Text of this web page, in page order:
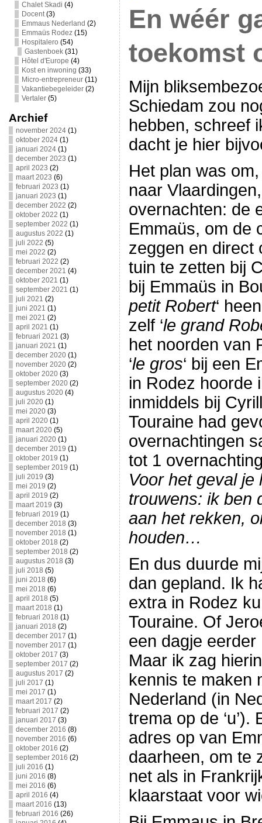
Chalet Skadi (4)
Docent(3)
Emmaus Nederland (2)
Emmaüs Rodez(15)
Hospitalero (54)
Gastenboek(31)
Hôtel d'Europe (4)
Kost en inwoning (33)
Micro-entrepreneur(11)
Vakantiebegeleider(2)
Vertaler(5)
Archief
november 2024(1)
oktober 2024(1)
januari 2024(1)
december 2023 (1)
april 2023 (2)
maart 2023 (6)
februari 2023 (1)
januari 2023 (1)
december 2022 (2)
oktober 2022 (1)
september 2022 (1)
augustus 2022 (1)
juli 2022 (5)
mei 2022 (2)
februari 2022 (2)
december 2021 (4)
oktober 2021 (1)
september 2021 (1)
juli 2021 (2)
juni 2021 (1)
mei 2021 (2)
april 2021 (1)
februari 2021 (3)
januari 2021 (1)
december 2020(1)
november 2020(2)
oktober 2020(3)
september 2020(2)
augustus 2020(4)
juli 2020(1)
mei 2020(3)
april 2020(1)
maart 2020(5)
januari 2020(1)
december 2019 (1)
oktober 2019 (1)
september 2019 (1)
juli 2019 (3)
mei 2019 (2)
april 2019 (2)
maart 2019 (3)
februari 2019 (1)
december 2018 (3)
november 2018 (1)
oktober 2018 (2)
september 2018 (2)
augustus 2018 (3)
juli 2018 (5)
juni 2018 (6)
mei 2018 (6)
april 2018 (5)
maart 2018 (1)
februari 2018 (1)
januari 2018 (2)
december 2017 (1)
november 2017 (1)
oktober 2017 (3)
september 2017 (2)
augustus 2017 (2)
juli 2017 (1)
mei 2017 (1)
maart 2017 (2)
februari 2017 (2)
januari 2017 (3)
december 2016 (8)
november 2016 (6)
oktober 2016 (2)
september 2016 (2)
juli 2016 (1)
juni 2016 (8)
mei 2016 (6)
april 2016 (4)
maart 2016 (13)
februari 2016 (26)
En wéér
toekomst
Mijn
Schiedam zou
hebben, schreef
dacht je hier
Het plan was
naar
overnachten: de
Emmaüs, om de
zeggen en direct
tuin te zetten bij
bij Emmaüs in
petit Robert‘
zelf ‘le grand
het noorden van
‘le gros‘ bij een
in Rodez hoorde
inmiddels bij
Touraine had
overnachtingen
tot 1
Voor het geval je
trouwens: ik ben
aan het rekken,
houden…
En dus duurde
dan gepland. Ik
extra in Rodez
Touraine. Of
een dagje
Maar ik zag
kennis te maken
Nederland (in
trema op de
adres op van
daarheen, om te
net als in
klaarstaat voor